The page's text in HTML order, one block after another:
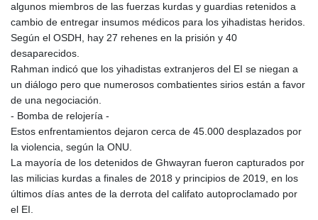
algunos miembros de las fuerzas kurdas y guardias retenidos a
cambio de entregar insumos médicos para los yihadistas heridos.
Según el OSDH, hay 27 rehenes en la prisión y 40
desaparecidos.
Rahman indicó que los yihadistas extranjeros del EI se niegan a
un diálogo pero que numerosos combatientes sirios están a favor
de una negociación.
- Bomba de relojería -
Estos enfrentamientos dejaron cerca de 45.000 desplazados por
la violencia, según la ONU.
La mayoría de los detenidos de Ghwayran fueron capturados por
las milicias kurdas a finales de 2018 y principios de 2019, en los
últimos días antes de la derrota del califato autoproclamado por
el EI.